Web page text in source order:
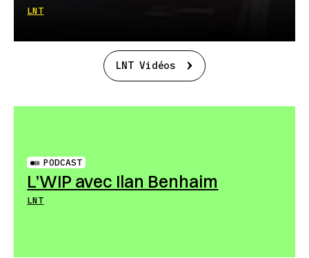
LNT
LNT Vidéos
PODCAST
L’WIP avec Ilan Benhaim
LNT